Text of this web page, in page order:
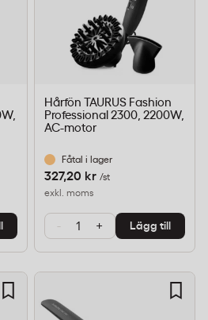
Hårfön TAURUS Fashion
Professional 2300, 2200W,
AC-motor
Fåtal i lager
327,20 kr /st
exkl. moms
- + Lägg till